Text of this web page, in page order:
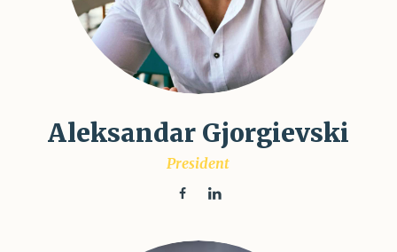
Aleksandar Gjorgievski
President